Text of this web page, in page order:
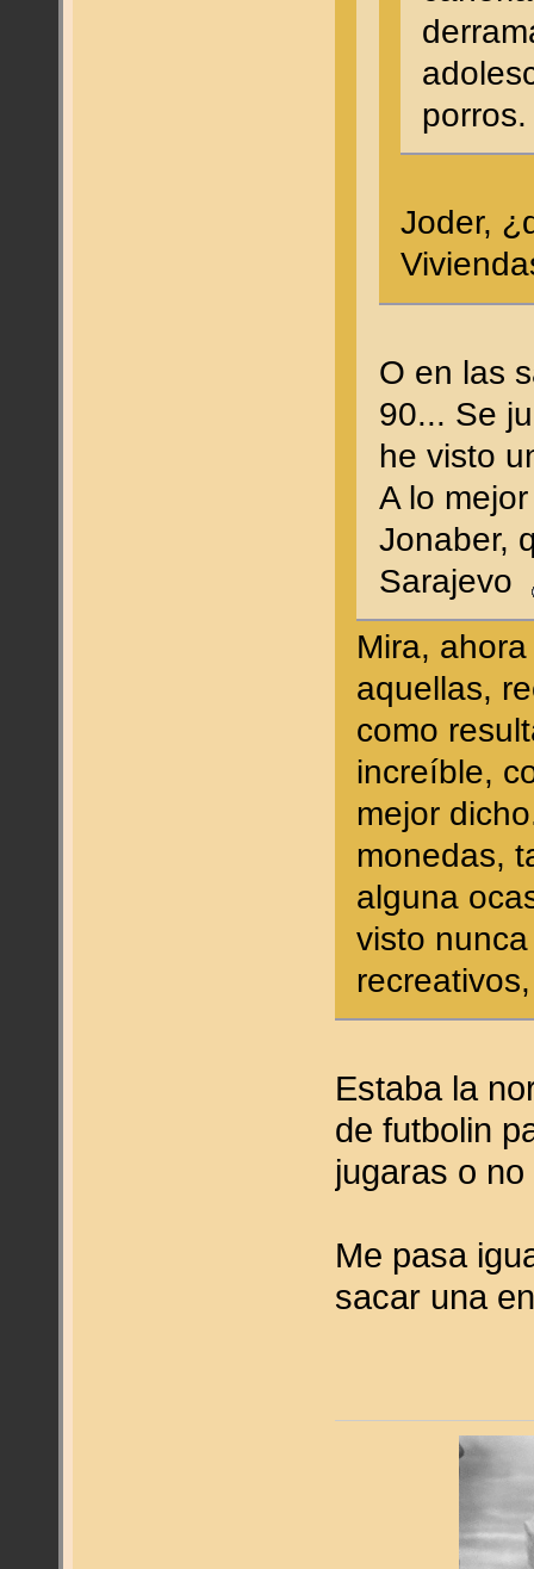
porros.
Joder,
O en las
90... Se
he visto
A lo
Jonaber,
Sarajevo
Mira,
aquellas,
como
increíble,
mejor
monedas,
alguna
visto
Estaba la
de futbolin
jugaras o
Me pasa
sacar una